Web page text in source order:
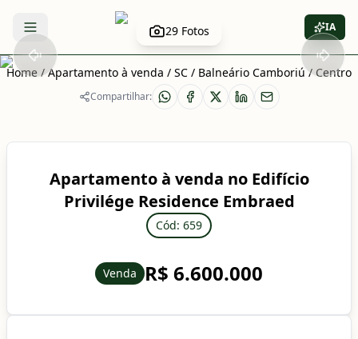
Abrir menu IA
29 Fotos
Home / Apartamento à venda / SC / Balneário Camboriú / Centro
Compartilhar:
Apartamento à venda no Edifício
Privilége Residence Embraed
Cód: 659
Venda R$ 6.600.000